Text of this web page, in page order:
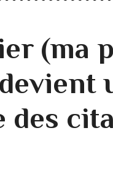
(ma
des